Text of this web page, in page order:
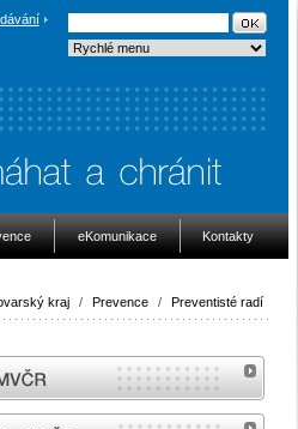
eKomunikace Kontakty
kraj / Prevence / Preventisté radí
stránky Hasiči ČR